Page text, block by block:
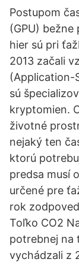
Postupom
(GPU)
hier sú pri
2013 začali
(Application-
sú
kryptomien.
životné
nejaký ten
ktorú
predsa musí
určené pre
rok
Toľko CO2
potrebnej na
vychádzali z